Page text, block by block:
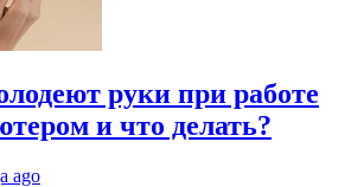
руки при работе
и что делать?
ago